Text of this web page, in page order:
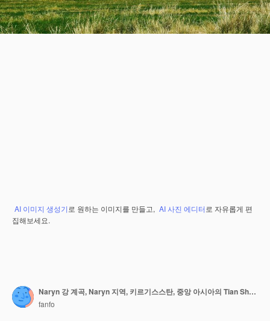
AI 이미지 생성기 로 원하는 이미지를 만들고, AI 사진 에디터 로 자유롭게 편
집해보세요.
Naryn 강 계곡, Naryn 지역, 키르기스스탄, 중앙 아시아의 Tian Shan 산,
fanfo